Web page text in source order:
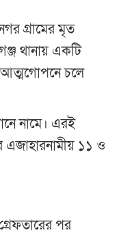
গ্রামের মৃত
থানায় একটি
আত্মগোপনে চলে
নামে। এরই
এজাহারনামীয় ১১ ও
পর